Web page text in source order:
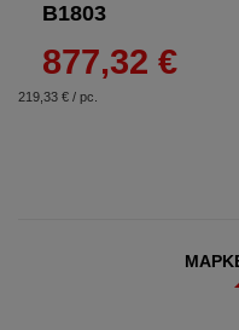
B1803
877,32 €
219,33 € / pc.